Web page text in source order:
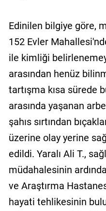
Politikası
Edinilen bilgiye göre,
152 Evler
ile kimliği
arasından henüz
tartışma kısa sürede
arasında yaşanan
şahıs sırtından
üzerine olay yerine
edildi. Yaralı Ali T.,
müdahalesinin
ve Araştırma
hayati tehlikesinin